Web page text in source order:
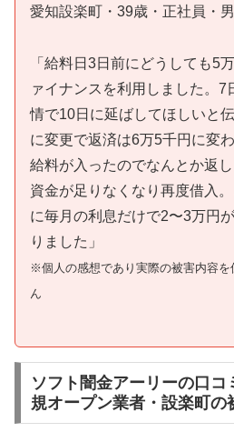
愛知設楽町・39歳・正社員・
「給料日3日前にどうしても5
ァイナンスを利用しました。7
情で10日に延ばしてほしいと
に変更で返済は6万5千円に変
給料が入ったのでなんとか返
資金が足りなくなり再度借入
に毎月の利息だけで2〜3万円
りました」
※個人の感想であり実際の被害内容
ん
ソフト闇金アーリーの口コ
規オープン業者・設楽町の